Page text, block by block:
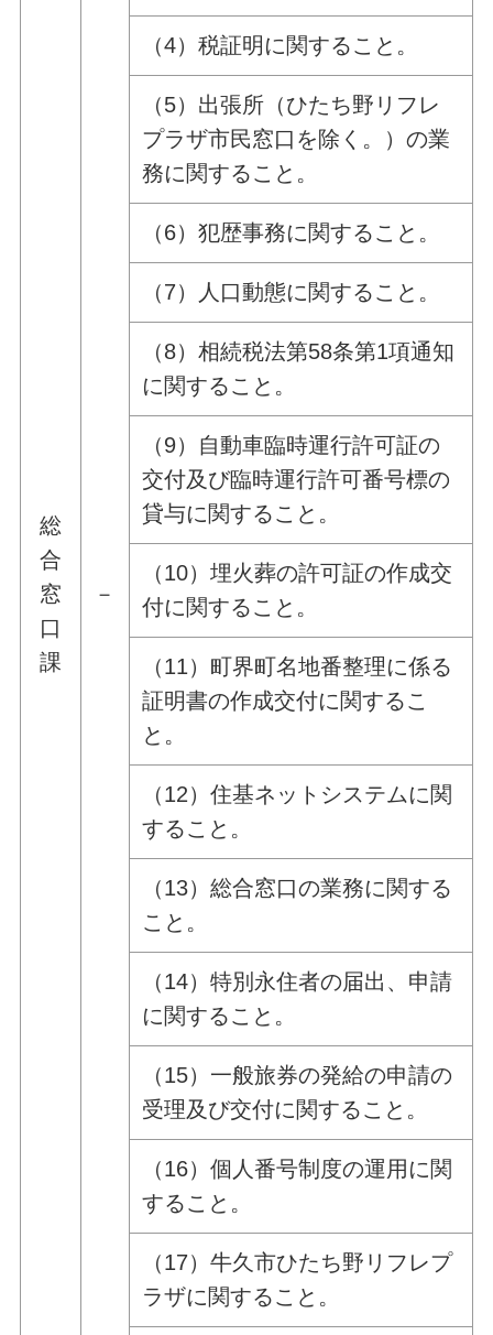
総
合
窓
口
課
－
（4）税証明に関すること。
（5）出張所（ひたち野リフレ
プラザ市民窓口を除く。）の業
務に関すること。
（6）犯歴事務に関すること。
（7）人口動態に関すること。
（8）相続税法第58条第1項通知
に関すること。
（9）自動車臨時運行許可証の
交付及び臨時運行許可番号標の
貸与に関すること。
（10）埋火葬の許可証の作成交
付に関すること。
（11）町界町名地番整理に係る
証明書の作成交付に関するこ
と。
（12）住基ネットシステムに関
すること。
（13）総合窓口の業務に関する
こと。
（14）特別永住者の届出、申請
に関すること。
（15）一般旅券の発給の申請の
受理及び交付に関すること。
（16）個人番号制度の運用に関
すること。
（17）牛久市ひたち野リフレプ
ラザに関すること。